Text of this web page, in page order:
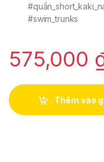
#swim_trunks
575,000
Thêm vào